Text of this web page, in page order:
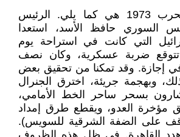
الرواية المعهودة لحرب 1973 هي كما يلي. الرئيس
السوري حافظ الأسد، ‏استعدا
التي كانت في استراحة يوم
تتوقع ضربة عسكرية، وكان ‏نصف
في إجازة. وقد تمكنا من تحقيق بعض
وبهجمة جريئة، ‏اخترق الجنرال
شارون بسحر ساحر الخط الأمامي،
مؤخرة العدو، ‏ويقطع طرق إمداد
على الضفة الشرقية للسويس).